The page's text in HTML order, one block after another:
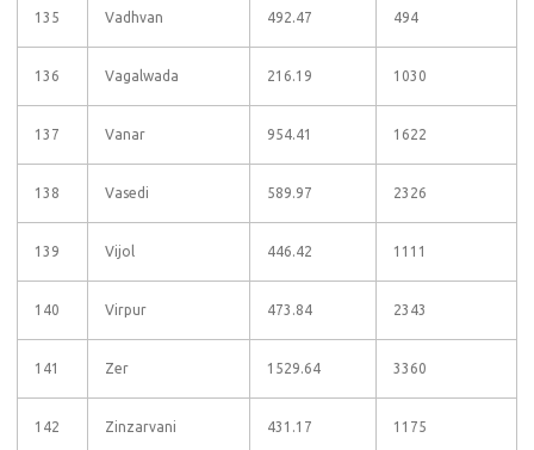
135 Vadhvan 492.47 494
136 Vagalwada 216.19 1030
137 Vanar 954.41 1622
138 Vasedi 589.97 2326
139 Vijol 446.42 1111
140 Virpur 473.84 2343
141 Zer 1529.64 3360
142 Zinzarvani 431.17 1175